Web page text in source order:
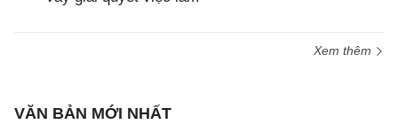
Xem thêm
VĂN BẢN MỚI NHẤT